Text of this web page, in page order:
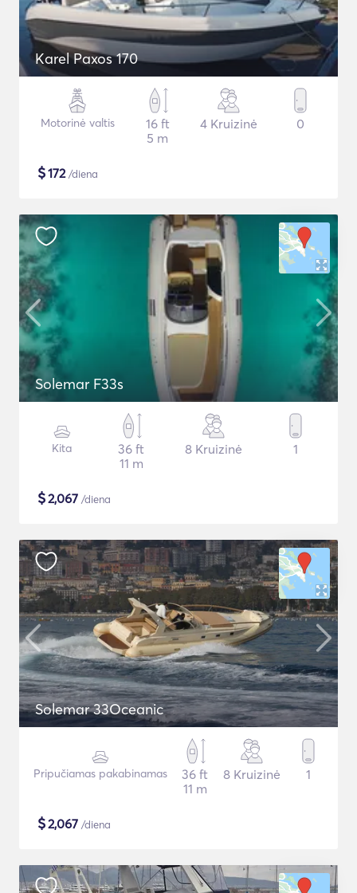
Karel Paxos 170
Motorinė valtis
16 ft
5 m
4 Kruizinė 0
$172/diena
Solemar F33s
Kita
36 ft
11 m
8 Kruizinė 1
$2,067 /diena
Solemar 33Oceanic
Pripučiamas pakabinamas
36 ft
11 m
8 Kruizinė 1
$2,067 /diena